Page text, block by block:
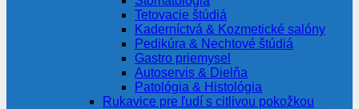
Tetovacie štúdiá
Kaderníctvá & Kozmetické salóny
Pedikúra & Nechtové štúdiá
Gastro priemysel
Autoservis & Dielňa
Patológia & Histológia
Rukavice pre ľudí s citlivou pokožkou